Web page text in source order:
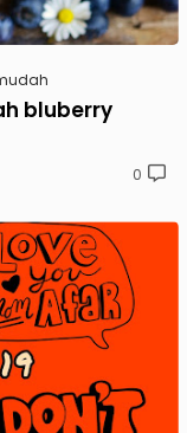
bluberry
0